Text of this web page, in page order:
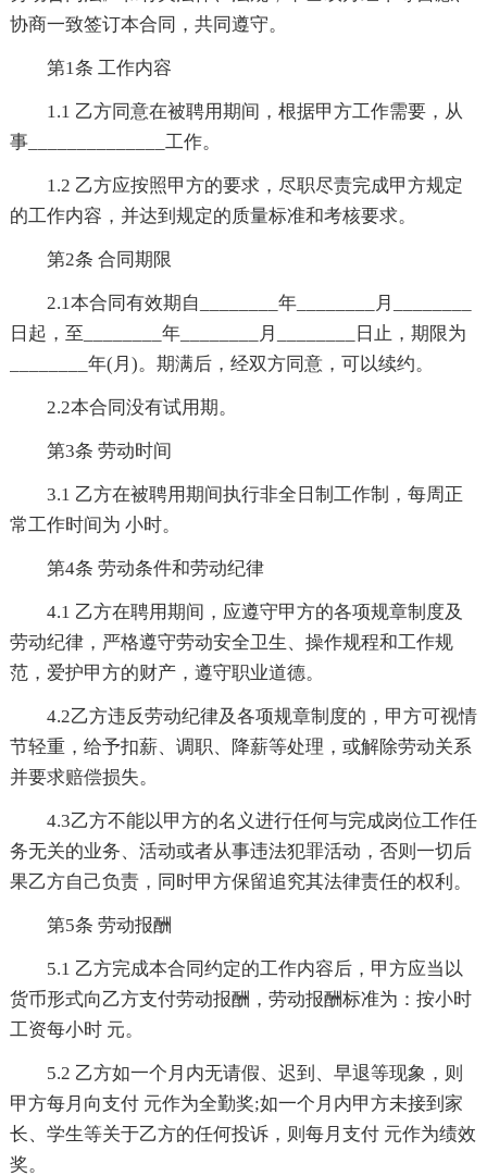
协商一致签订本合同，共同遵守。
第1条 工作内容
1.1 乙方同意在被聘用期间，根据甲方工作需要，从
事______________工作。
1.2 乙方应按照甲方的要求，尽职尽责完成甲方规定
的工作内容，并达到规定的质量标准和考核要求。
第2条 合同期限
2.1本合同有效期自________年________月________
日起，至________年________月________日止，期限为
________年(月)。期满后，经双方同意，可以续约。
2.2本合同没有试用期。
第3条 劳动时间
3.1 乙方在被聘用期间执行非全日制工作制，每周正
常工作时间为 小时。
第4条 劳动条件和劳动纪律
4.1 乙方在聘用期间，应遵守甲方的各项规章制度及
劳动纪律，严格遵守劳动安全卫生、操作规程和工作规
范，爱护甲方的财产，遵守职业道德。
4.2乙方违反劳动纪律及各项规章制度的，甲方可视情
节轻重，给予扣薪、调职、降薪等处理，或解除劳动关系
并要求赔偿损失。
4.3乙方不能以甲方的名义进行任何与完成岗位工作任
务无关的业务、活动或者从事违法犯罪活动，否则一切后
果乙方自己负责，同时甲方保留追究其法律责任的权利。
第5条 劳动报酬
5.1 乙方完成本合同约定的工作内容后，甲方应当以
货币形式向乙方支付劳动报酬，劳动报酬标准为：按小时
工资每小时 元。
5.2 乙方如一个月内无请假、迟到、早退等现象，则
甲方每月向支付 元作为全勤奖;如一个月内甲方未接到家
长、学生等关于乙方的任何投诉，则每月支付 元作为绩效
奖。